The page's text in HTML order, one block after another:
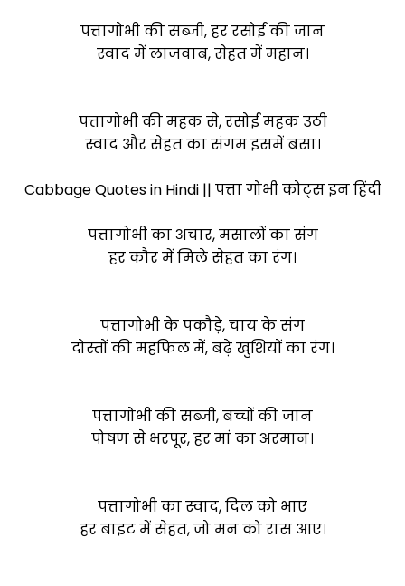
पत्तागोभी की सब्जी, हर रसोई की जान
स्वाद में लाजवाब, सेहत में महान।
पत्तागोभी की महक से, रसोई महक उठी
स्वाद और सेहत का संगम इसमें बसा।
Cabbage Quotes in Hindi || पत्ता गोभी कोट्स इन हिंदी
पत्तागोभी का अचार, मसालों का संग
हर कौर में मिले सेहत का रंग।
पत्तागोभी के पकौड़े, चाय के संग
दोस्तों की महफिल में, बढ़े खुशियों का रंग।
पत्तागोभी की सब्जी, बच्चों की जान
पोषण से भरपूर, हर मां का अरमान।
पत्तागोभी का स्वाद, दिल को भाए
हर बाइट में सेहत, जो मन को रास आए।